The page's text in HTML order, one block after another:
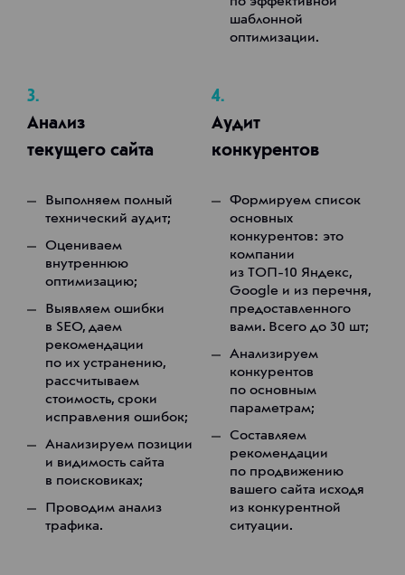
шаблонной
оптимизации.
3.
Анализ
текущего сайта
Выполняем полный
технический аудит;
Оцениваем
внутреннюю
оптимизацию;
Выявляем ошибки
в SEO, даем
рекомендации
по их устранению,
рассчитываем
стоимость, сроки
исправления ошибок;
Анализируем позиции
и видимость сайта
в поисковиках;
Проводим анализ
трафика.
4.
Аудит
конкурентов
Формируем список
основных
конкурентов: это
компании
из ТОП-10 Яндекс,
Google и из перечня,
предоставленного
вами. Всего до 30 шт;
Анализируем
конкурентов
по основным
параметрам;
Составляем
рекомендации
по продвижению
вашего сайта исходя
из конкурентной
ситуации.